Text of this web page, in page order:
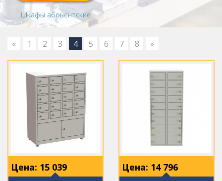
Шкафы абонентские
« 1 2 3 4 5 6 7 8 »
Цена: 15 039 Цена: 14 796